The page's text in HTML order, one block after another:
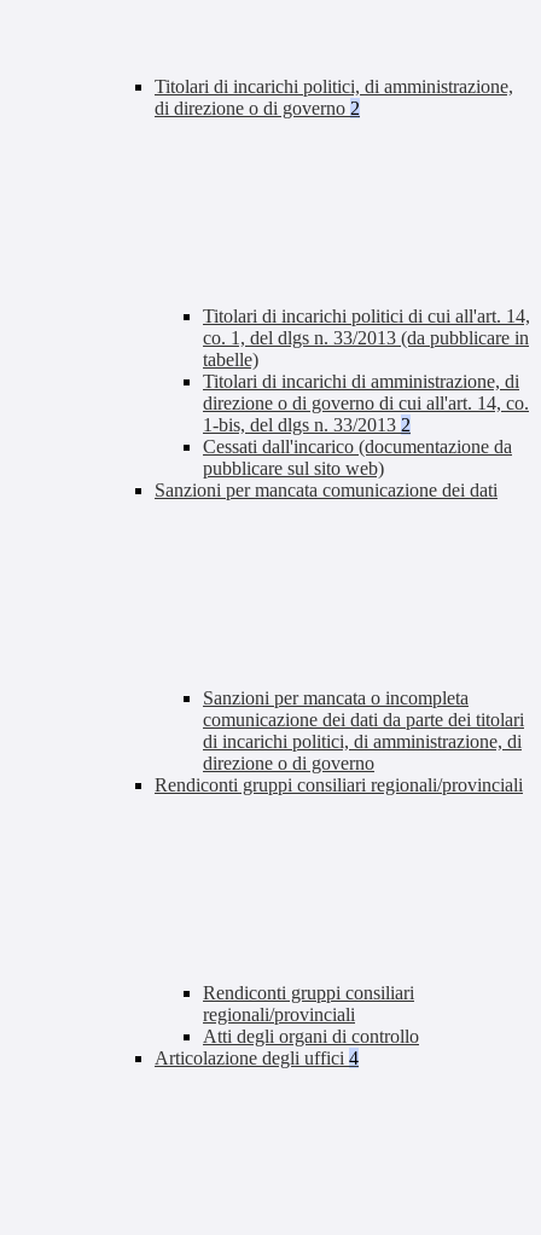
Titolari di incarichi politici, di amministrazione,
di direzione o di governo 2
Titolari di incarichi politici di cui all'art. 14,
co. 1, del dlgs n. 33/2013 (da pubblicare in
tabelle)
Titolari di incarichi di amministrazione, di
direzione o di governo di cui all'art. 14, co.
1-bis, del dlgs n. 33/2013 2
Cessati dall'incarico (documentazione da
pubblicare sul sito web)
Sanzioni per mancata comunicazione dei dati
Sanzioni per mancata o incompleta
comunicazione dei dati da parte dei titolari
di incarichi politici, di amministrazione, di
direzione o di governo
Rendiconti gruppi consiliari regionali/provinciali
Rendiconti gruppi consiliari
regionali/provinciali
Atti degli organi di controllo
Articolazione degli uffici 4